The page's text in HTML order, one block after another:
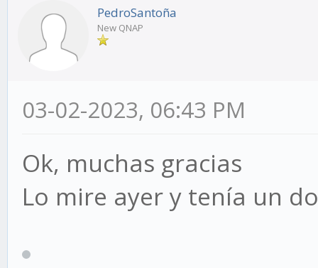
PedroSantoña
New QNAP
03-02-2023, 06:43 PM
Ok, muchas gracias
Lo mire ayer y tenía un